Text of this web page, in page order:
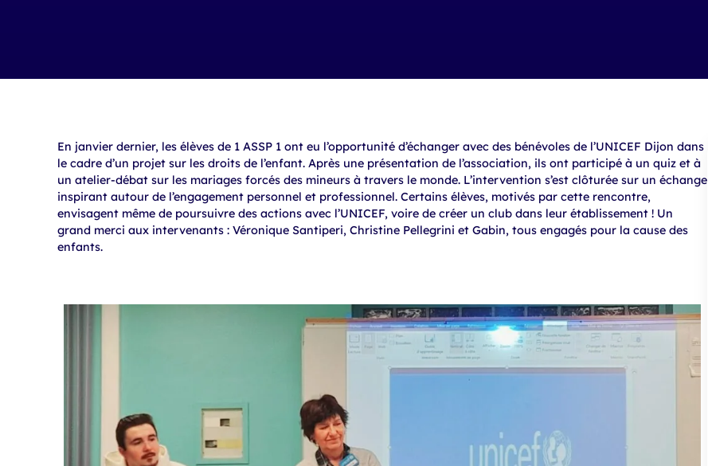
En janvier dernier, les élèves de 1 ASSP 1 ont eu l’opportunité d’échanger avec des bénévoles de l’UNICEF Dijon dans
le cadre d’un projet sur les droits de l’enfant. Après une présentation de l’association, ils ont participé à un quiz et à
un atelier-débat sur les mariages forcés des mineurs à travers le monde. L’intervention s’est clôturée sur un échange
inspirant autour de l’engagement personnel et professionnel. Certains élèves, motivés par cette rencontre,
envisagent même de poursuivre des actions avec l’UNICEF, voire de créer un club dans leur établissement ! Un
grand merci aux intervenants : Véronique Santiperi, Christine Pellegrini et Gabin, tous engagés pour la cause des
enfants.